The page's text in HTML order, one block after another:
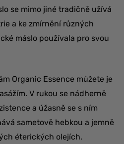
se mimo jiné tradičně užívá
a ke zmírnění různých
máslo používala pro svou
Organic Essence můžete je
V rukou se nádherně
a úžasně se s ním
sametově hebkou a jemně
éterických olejích.